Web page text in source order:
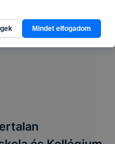
Mindet elfogadom